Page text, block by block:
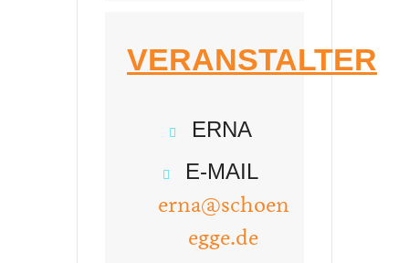
VERANSTALTER
ERNA
E-MAIL
erna@schoen
egge.de